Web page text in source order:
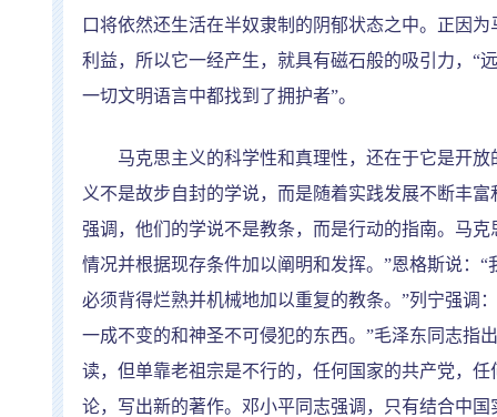
口将依然还生活在半奴隶制的阴郁状态之中。正因
利益，所以它一经产生，就具有磁石般的吸引力， “
一切文明语言中都找到了拥护者”。
马克思主义的科学性和真理性，还在于它是开放
义不是故步自封的学说，而是随着实践发展不断丰
强调，他们的学说不是教条，而是行动的指南。马克
情况并根据现存条件加以阐明和发挥。 ”恩格斯说： “
必须背得烂熟并机械地加以重复的教条。 ”列宁强调：
一成不变的和神圣不可侵犯的东西。 ”毛泽东同志指
读，但单靠老祖宗是不行的，任何国家的共产党，
论，写出新的著作。邓小平同志强调，只有结合中